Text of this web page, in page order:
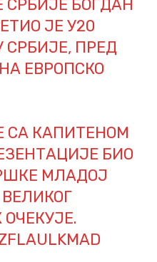
СРБИЈЕ БОГДАН
ЈЕ У20
СРБИЈЕ, ПРЕД
ЕВРОПСКО
СА КАПИТЕНОМ
БИО
МЛАДОЈ